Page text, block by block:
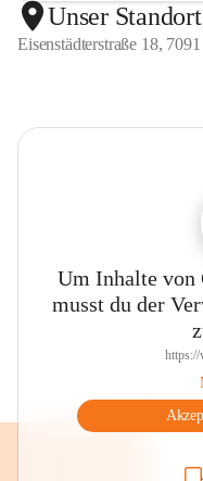
Unser Standort
Eisenstädterstraße 18,
Um Inhalte von
musst du der